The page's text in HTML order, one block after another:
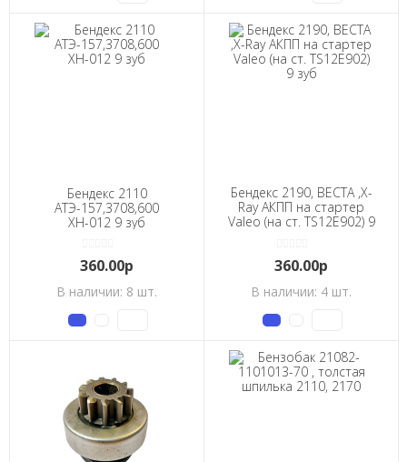
Бендекс 2110
АТЭ-157,3708,600
ХН-012 9 зуб
360.00р
В наличии: 8 шт.
Бендекс 2190, ВЕСТА ,X-
Ray АКПП на стартер
Valeo (на ст. TS12E902) 9
360.00р
В наличии: 4 шт.